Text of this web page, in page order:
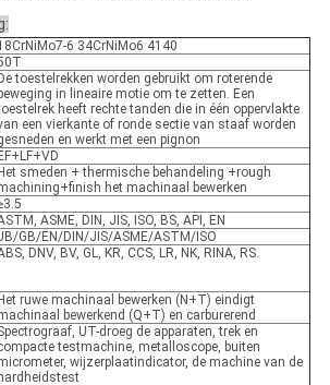
6 34CrNiMo6 4140
De toestelrekken worden gebruikt om roterende
beweging in lineaire motie om te zetten. Een
heeft rechte tanden die in één oppervlakte
een vierkante of ronde sectie van staaf worden
en werkt met een pignon
EF+LF+VD
Het smeden + thermische behandeling +rough
het machinaal bewerken
ASME, DIN, JIS, ISO, BS, API, EN
GB/EN/DIN/JIS/ASME/ASTM/ISO
DNV, BV, GL, KR, CCS, LR, NK, RINA, RS.
Het ruwe machinaal bewerken (N+T) eindigt
bewerkend (Q+T) en carburerend
UT-droeg de apparaten, trek en
testmachine, metalloscope, buiten
wijzerplaatindicator, de machine van de
hardheidstest